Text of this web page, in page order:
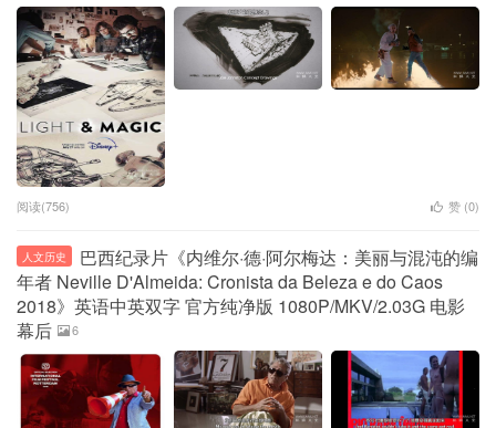
阅读(756) 赞 (0)
人文历史
巴西纪录片《内维尔·德·阿尔梅达：美丽与混沌的编
年者 Neville D'Almeida: Cronista da Beleza e do Caos
2018》英语中英双字 官方纯净版 1080P/MKV/2.03G 电影
幕后
6